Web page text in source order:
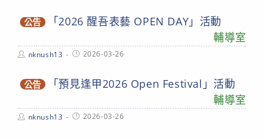
公告
「2026 醒吾表藝 OPEN DAY」活動
輔導室
Postnknush13
Post2026-03-26
公告
「預見逢甲2026 Open Festival」活動
輔導室
Postnknush13
Post2026-03-26